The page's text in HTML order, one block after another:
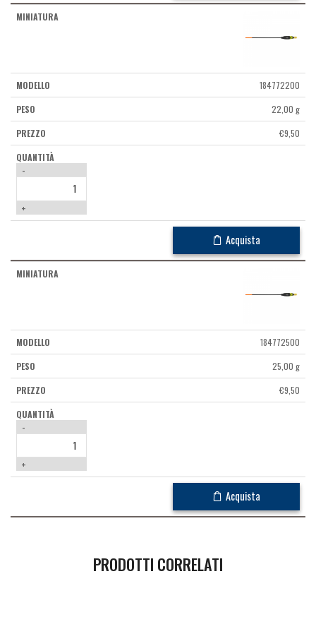
184772200
22,00 g
€9,50
-
+
Acquista
184772500
25,00 g
€9,50
-
+
Acquista
PRODOTTI CORRELATI